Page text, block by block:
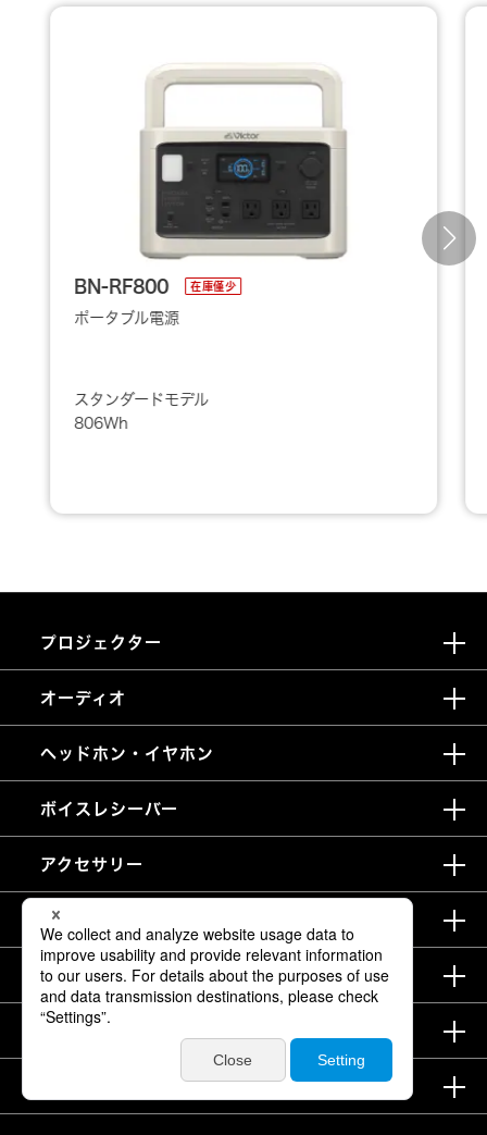
BN-RF800 在庫僅少
ポータブル電源
スタンダードモデル
806Wh
プロジェクター
オーディオ
ヘッドホン・イヤホン
ボイスレシーバー
アクセサリー
ポータブル電源
サポート
ニュース